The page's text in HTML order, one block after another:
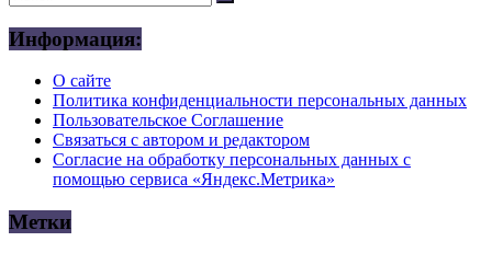
Информация:
О сайте
Политика конфиденциальности персональных данных
Пользовательское Соглашение
Связаться с автором и редактором
Согласие на обработку персональных данных с
помощью сервиса «Яндекс.Метрика»
Метки